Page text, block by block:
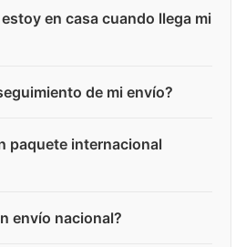
en casa cuando llega mi
de mi envío?
paquete internacional
envío nacional?